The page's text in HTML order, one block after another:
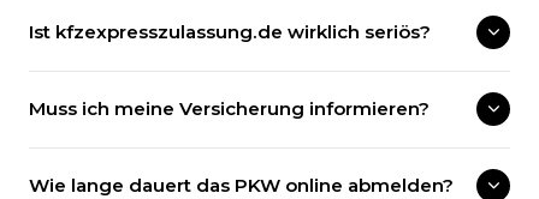
Ist kfzexpresszulassung.de wirklich seriös?
Muss ich meine Versicherung informieren?
Wie lange dauert das PKW online abmelden?